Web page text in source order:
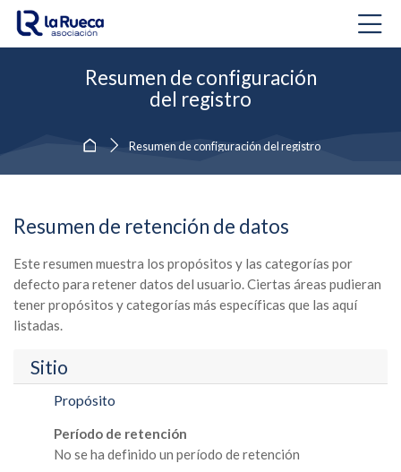
Skip to navigation
Skip to login form
Salta al contenido principal
Skip to accessibility options
Skip to footer
Skip accessibility options
Resumen de configuración
del registro
Página Principal
Resumen de configuración del registro
Resumen de retención de datos
Este resumen muestra los propósitos y las categorías por
defecto para retener datos del usuario. Ciertas áreas pudieran
tener propósitos y categorías más específicas que las aquí
listadas.
Sitio
Propósito
Período de retención
No se ha definido un período de retención